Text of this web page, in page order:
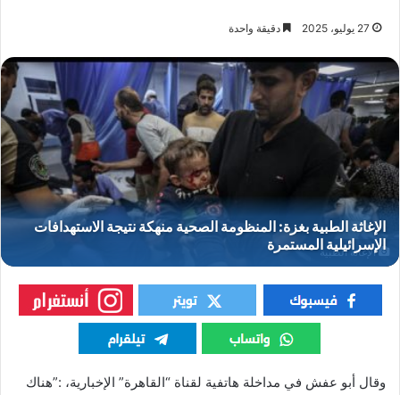
27 يوليو، 2025 دقيقة واحدة
الإغاثة الطبية
وقال أبو عفش في مداخلة هاتفية لقناة “القاهرة” الإخبارية، :”هناك